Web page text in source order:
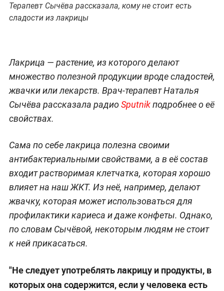
Терапевт Сычёва рассказала, кому не стоит есть
сладости из лакрицы
Лакрица — растение, из которого делают
множество полезной продукции вроде сладостей,
жвачки или лекарств. Врач-терапевт Наталья
Сычёва рассказала радиоSputnikподробнее о её
свойствах.
Сама по себе лакрица полезна своими
антибактериальными свойствами, а в её состав
входит растворимая клетчатка, которая хорошо
влияет на наш ЖКТ. Из неё, например, делают
жвачку, которая может использоваться для
профилактики кариеса и даже конфеты. Однако,
по словам Сычёвой, некоторым людям не стоит
к ней прикасаться.
"Не следует употреблять лакрицу и продукты, в
которых она содержится, если у человека есть